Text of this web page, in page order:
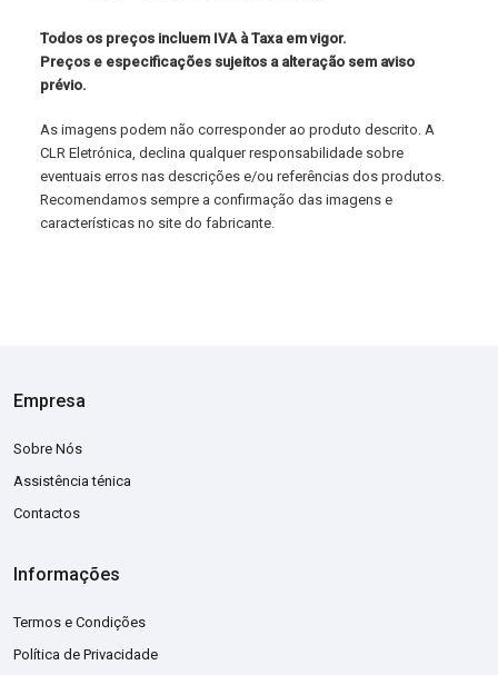
Todos os preços incluem IVA à Taxa em vigor.
Preços e especificações sujeitos a alteração sem aviso
prévio.
As imagens podem não corresponder ao produto descrito. A
CLR Eletrónica, declina qualquer responsabilidade sobre
eventuais erros nas descrições e/ou referências dos produtos.
Recomendamos sempre a confirmação das imagens e
características no site do fabricante.
Empresa
Sobre Nós
Assistência ténica
Contactos
Informações
Termos e Condições
Política de Privacidade